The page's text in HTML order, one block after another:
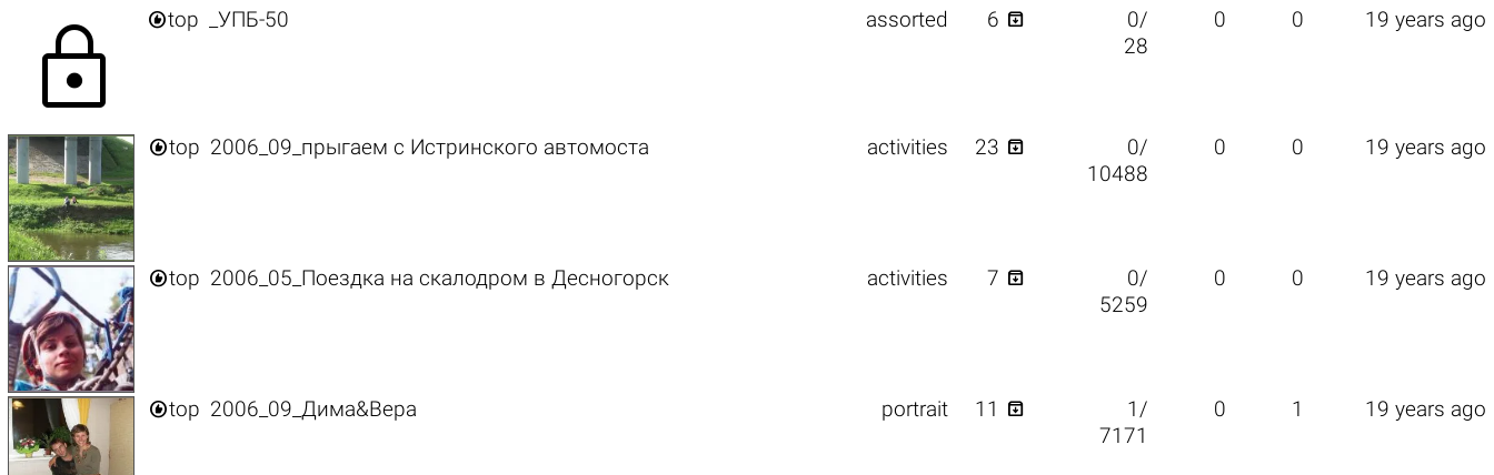
lock top _УПБ-50 assorted 6 
0/
28
0 0 19 years ago
top 2006_09_прыгаем с Истринского автомоста activities 23 
0/
10488
0 0 19 years ago
top 2006_05_Поездка на скалодром в Десногорск activities 7 
0/
5259
0 0 19 years ago
top 2006_09_Дима&Вера portrait 11 
1/
7171
0 1 19 years ago